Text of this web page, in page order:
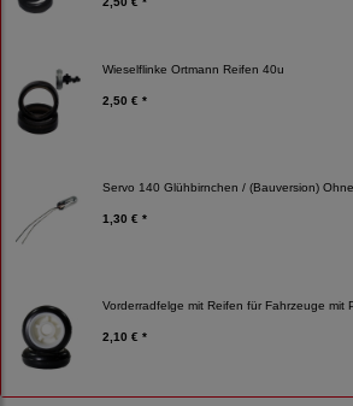
Wieselflinke Ortmann Reifen 40u
2,50 € *
Servo 140 Glühbirnchen / (Bauversion)
1,30 € *
Vorderradfelge mit Reifen für Fahrzeuge mit
2,10 € *